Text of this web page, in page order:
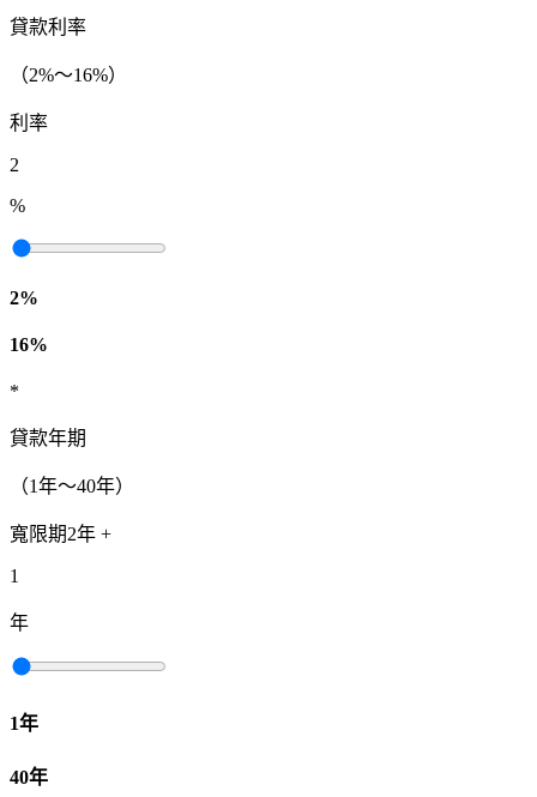
貸款利率
（2%～16%）
利率
2
%
2%
16%
*
貸款年期
（1年～40年）
寬限期2年 +
1
年
1年
40年